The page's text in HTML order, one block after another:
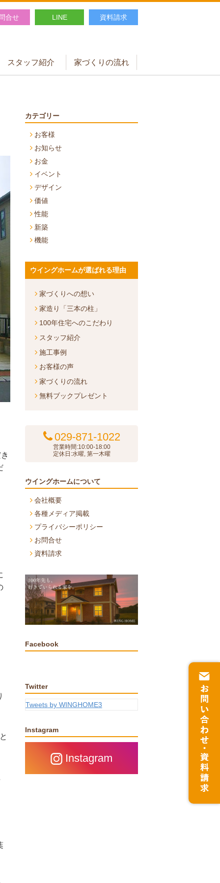
合せ LINE 資料請求
スタッフ紹介 家づくりの流れ
カテゴリー
お客様
お知らせ
お金
イベント
デザイン
価値
性能
新築
機能
ウイングホームが選ばれる理由
家づくりへの想い
家造り「三本の柱」
100年住宅へのこだわり
スタッフ紹介
施工事例
お客様の声
家づくりの流れ
無料ブックプレゼント
029-871-1022
営業時間:10:00-18:00
定休日:水曜, 第一木曜
ウイングホームについて
会社概要
各種メディア掲載
プライバシーポリシー
お問合せ
資料請求
Facebook
Twitter
Tweets by WINGHOME3
Instagram
Instagram